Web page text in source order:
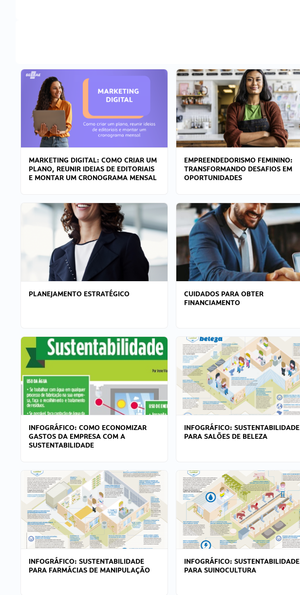
MARKETING DIGITAL: COMO CRIAR UM
PLANO, REUNIR IDEIAS DE EDITORIAIS
E MONTAR UM CRONOGRAMA MENSAL
EMPREENDEDORISMO FEMININO:
TRANSFORMANDO DESAFIOS EM
OPORTUNIDADES
PLANEJAMENTO ESTRATÉGICO
CUIDADOS PARA OBTER
FINANCIAMENTO
INFOGRÁFICO: COMO ECONOMIZAR
GASTOS DA EMPRESA COM A
SUSTENTABILIDADE
INFOGRÁFICO: SUSTENTABILIDADE
PARA SALÕES DE BELEZA
INFOGRÁFICO: SUSTENTABILIDADE
PARA FARMÁCIAS DE MANIPULAÇÃO
INFOGRÁFICO: SUSTENTABILIDADE
PARA SUINOCULTURA